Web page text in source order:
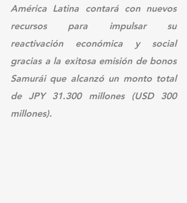
América Latina contará con nuevos
recursos para impulsar su
reactivación económica y social
gracias a la exitosa emisión de bonos
Samurái que alcanzó un monto total
de JPY 31.300 millones (USD 300
millones).